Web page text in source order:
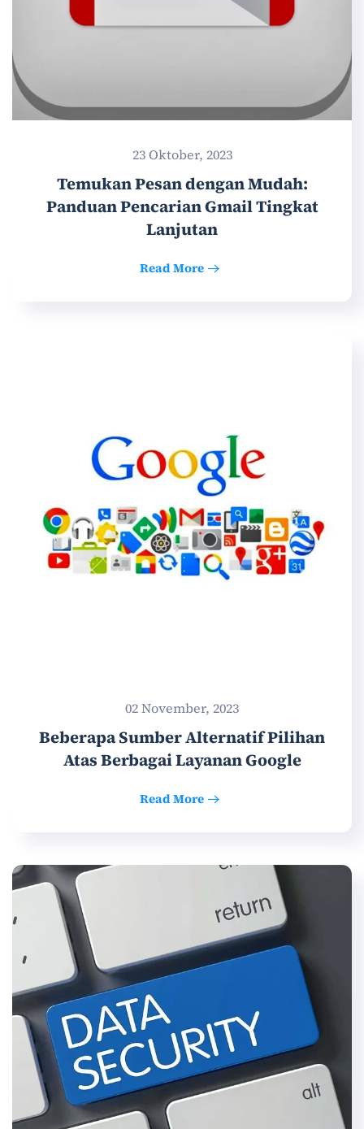
23 Oktober, 2023
Temukan Pesan dengan Mudah:
Panduan Pencarian Gmail Tingkat
Lanjutan
Read More
02 November, 2023
Beberapa Sumber Alternatif Pilihan
Atas Berbagai Layanan Google
Read More